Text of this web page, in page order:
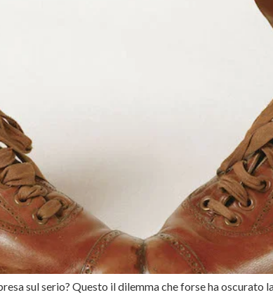
sul serio? Questo il dilemma che forse ha oscurato